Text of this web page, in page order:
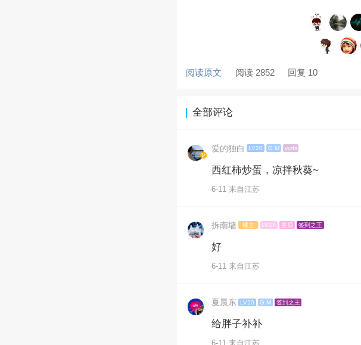
阅读原文 阅读 2852 回复 10
全部评论
爱的独白 LV20 G M yyds
西红柿炒蛋，凉拌秋葵~
6-11 来自江苏
拆南墙 楼主 LV17 皇后 签到之王
好
6-11 来自江苏
夏晨东 LV20 G M 签到之王
给胖子补补
6-11 来自江苏